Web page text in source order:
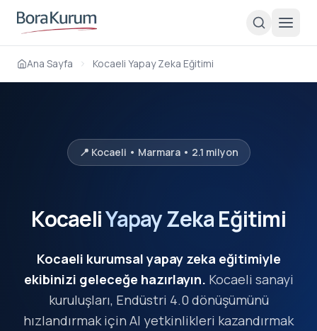
Ana Sayfa Kocaeli Yapay Zeka Eğitimi
📍 Kocaeli • Marmara • 2.1 milyon
KocaeliYapay Zeka Eğitimi
Kocaeli kurumsal yapay zeka eğitimiyle
ekibinizi geleceğe hazırlayın. Kocaeli sanayi
kuruluşları, Endüstri 4.0 dönüşümünü
hızlandırmak için AI yetkinlikleri kazandırmak